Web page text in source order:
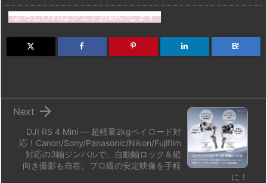
st
o
d
e
s
k
e
a
d
m
bl
r
b
o
ar
n
dr
o
よろしければシェアお願いします
B!
DJI RS 4 Mini — 超軽量2kgペイロード対
応！Canon/Sony/Panasonic/Nikon/Fujifilm
対応の3軸ジンバルで、自動軸ロック＆縦
向き撮影も自在。プロ級の安定映像を手軽
に！

Next